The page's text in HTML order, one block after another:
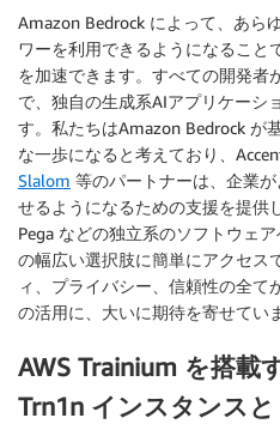
Amazon Bedrock によって、あら
ワーを利用できるようになること
を加速できます。すべての開発者
で、独自の生成系AIアプリケーシ
す。私たちはAmazon Bedrock が
な一歩になると考えており、
Slalom 等のパートナーは、企業
せるようになるための支援を提供
Pega などの独立系のソフトウェ
の幅広い選択肢に簡単にアクセス
ィ、プライバシー、信頼性の全て
の活用に、大いに期待を寄せてい
AWS Trainium を搭載
Trn1n インスタンス